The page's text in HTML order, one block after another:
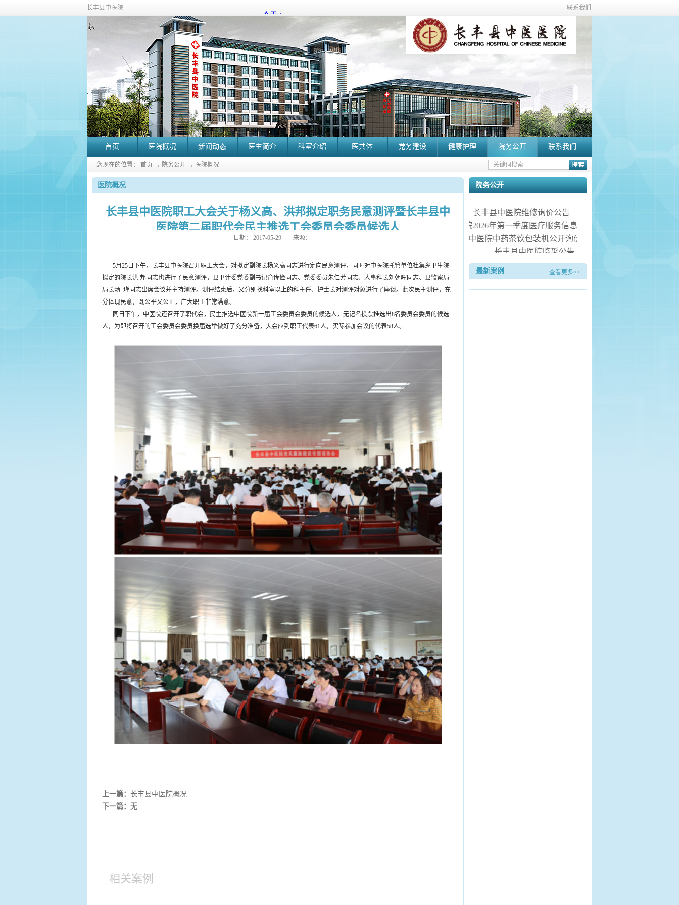
长丰县中医院 联系我们
首页 医院概况 新闻动态 医生简介 科室介绍 医共体 党务建设 健康护理 院务公开 联系我们
您现在的位置： 首页 → 院务公开 → 医院概况
院务公开
长丰县中医院维修询价公告
长丰县中医院2026年第一季度医疗服务信息社会公开
长丰县中医院中药茶饮包装机公开询价公告
长丰县中医院临采公告
长丰县中医院询价公告
长丰县中医院病房电热水器安装服务项目（二次） 中标候选人公示
最新案例 查看更多>>
医院概况
长丰县中医院职工大会关于杨义高、洪邦拟定职务民意测评暨长丰县中
医院第二届职代会民主推选工会委员会委员候选人
日期： 2017-05-29 来源：
5月25日下午，长丰县中医院召开职工大会，对拟定副院长杨义高同志进行定向民意测评，同时对中医院托管单位杜集乡卫生院
拟定的院长洪 邦同志也进行了民意测评，县卫计委党委副书记俞传俭同志、党委委员朱仁芳同志、人事科长刘朝晖同志、县监察局
局长汤 瑾同志出席会议并主持测评。测评结束后，又分别找科室以上的科主任、护士长对测评对象进行了座谈。此次民主测评，充
分体现民意，既公平又公正，广大职工非常满意。
同日下午，中医院还召开了职代会，民主推选中医院新一届工会委员会委员的候选人，无记名投票推选出8名委员会委员的候选
人，为即将召开的工会委员会委员换届选举做好了充分准备，大会应到职工代表61人，实际参加会议的代表58人。
上一篇： 长丰县中医院概况
下一篇：无
相关案例